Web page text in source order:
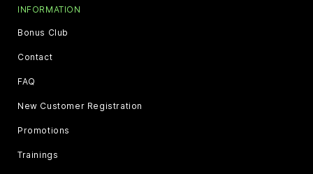
INFORMATION
Bonus Club
Contact
FAQ
New Customer Registration
Promotions
Trainings